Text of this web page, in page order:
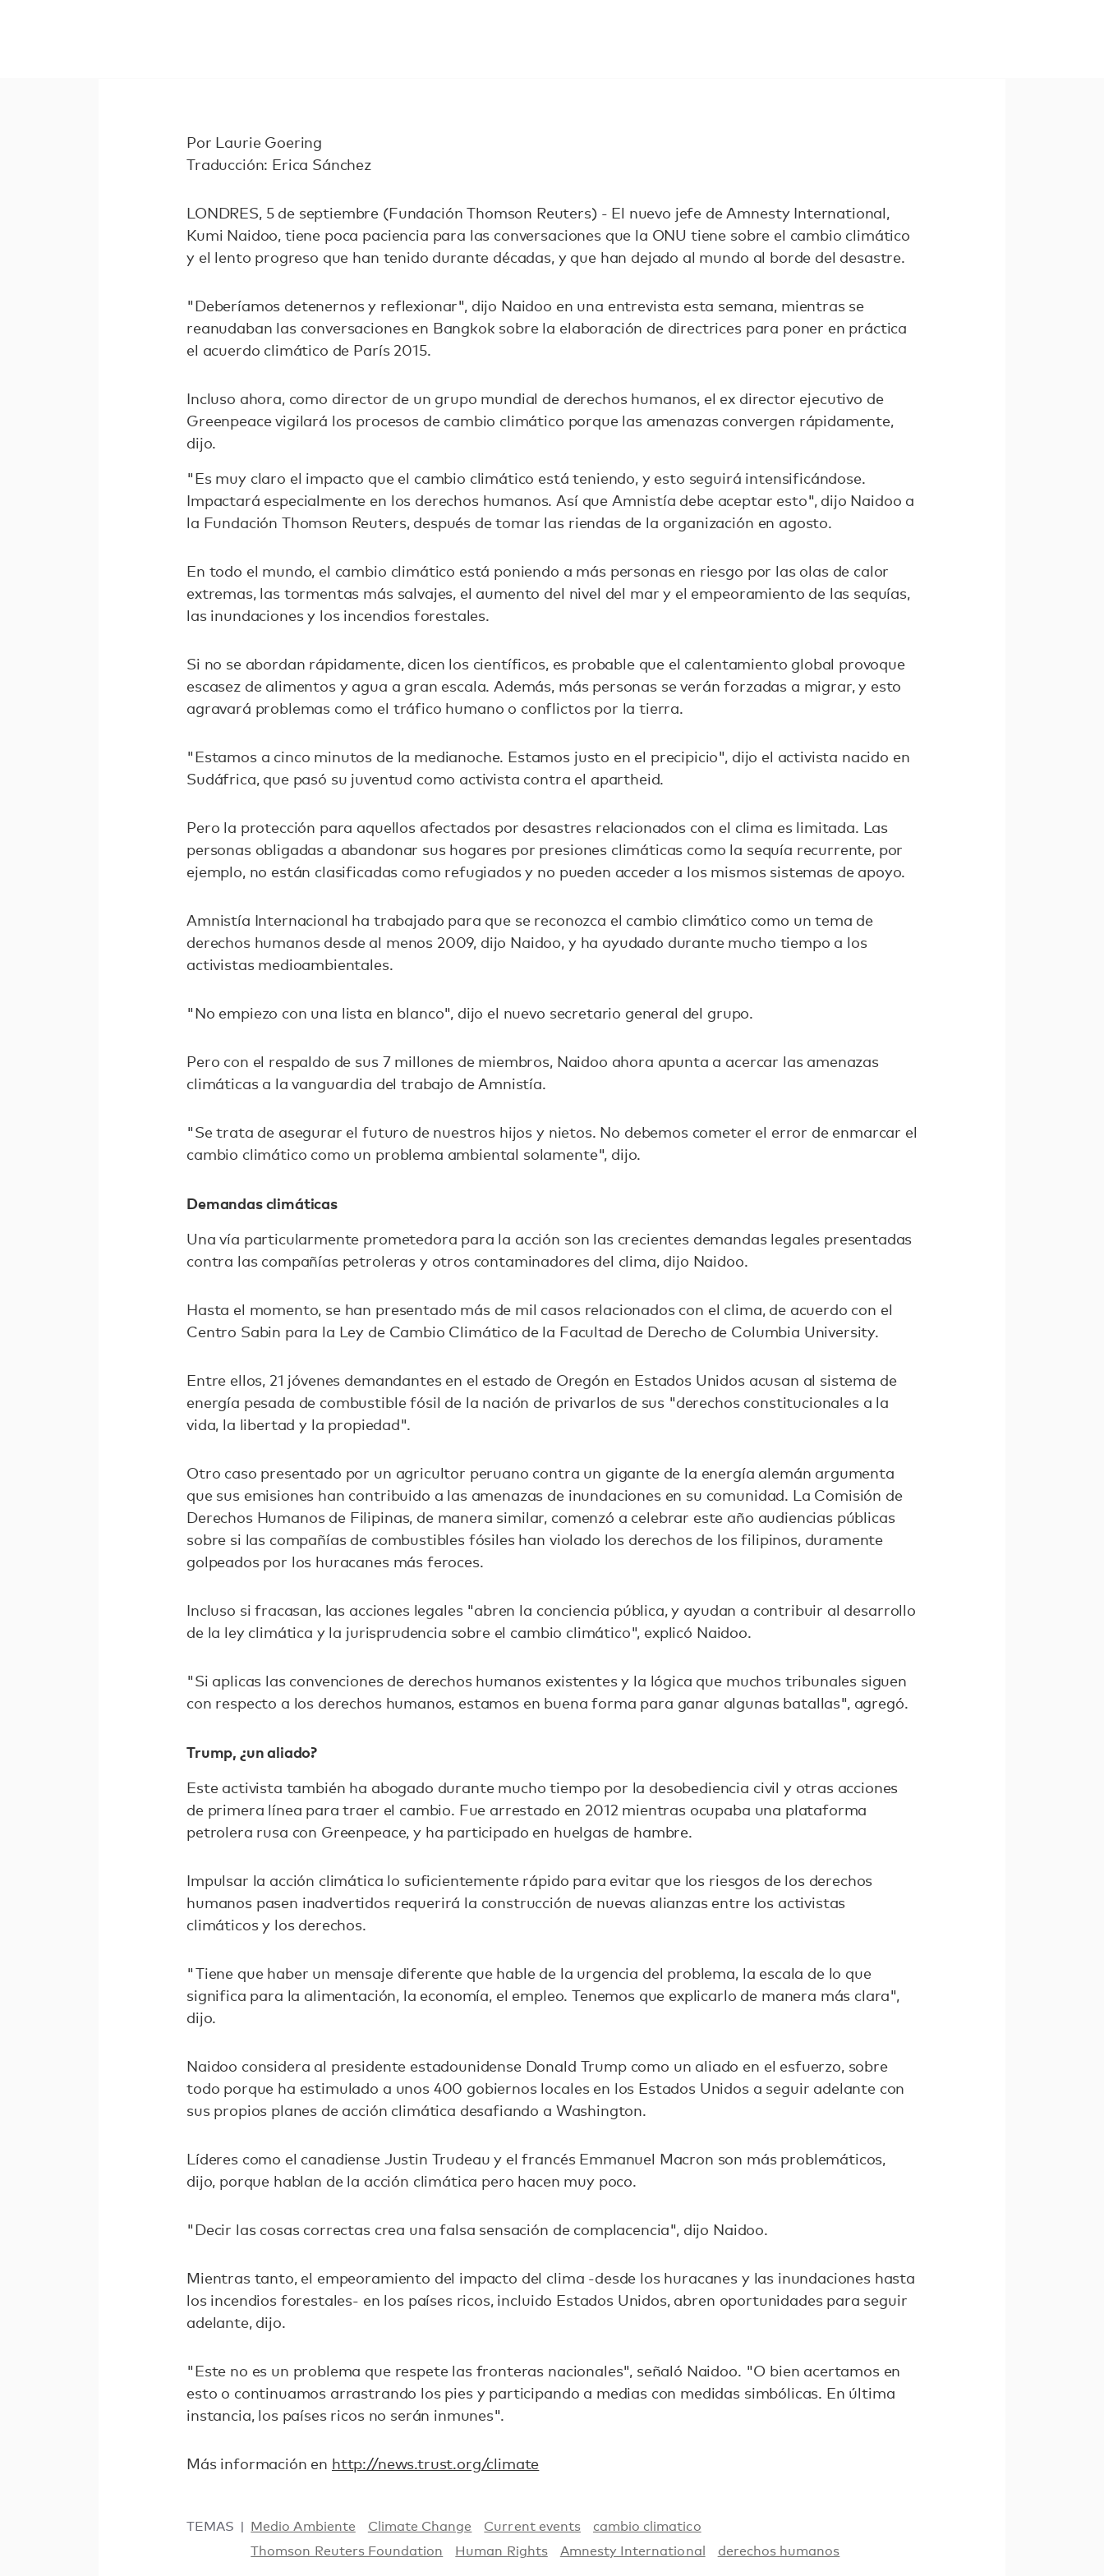
Por Laurie Goering
Traducción: Erica Sánchez
LONDRES, 5 de septiembre (Fundación Thomson Reuters) - El nuevo jefe de Amnesty International,
Kumi Naidoo, tiene poca paciencia para las conversaciones que la ONU tiene sobre el cambio climático
y el lento progreso que han tenido durante décadas, y que han dejado al mundo al borde del desastre.
"Deberíamos detenernos y reflexionar", dijo Naidoo en una entrevista esta semana, mientras se
reanudaban las conversaciones en Bangkok sobre la elaboración de directrices para poner en práctica
el acuerdo climático de París 2015.
Incluso ahora, como director de un grupo mundial de derechos humanos, el ex director ejecutivo de
Greenpeace vigilará los procesos de cambio climático porque las amenazas convergen rápidamente,
dijo.
"Es muy claro el impacto que el cambio climático está teniendo, y esto seguirá intensificándose.
Impactará especialmente en los derechos humanos. Así que Amnistía debe aceptar esto", dijo Naidoo a
la Fundación Thomson Reuters, después de tomar las riendas de la organización en agosto.
En todo el mundo, el cambio climático está poniendo a más personas en riesgo por las olas de calor
extremas, las tormentas más salvajes, el aumento del nivel del mar y el empeoramiento de las sequías,
las inundaciones y los incendios forestales.
Si no se abordan rápidamente, dicen los científicos, es probable que el calentamiento global provoque
escasez de alimentos y agua a gran escala. Además, más personas se verán forzadas a migrar, y esto
agravará problemas como el tráfico humano o conflictos por la tierra.
"Estamos a cinco minutos de la medianoche. Estamos justo en el precipicio", dijo el activista nacido en
Sudáfrica, que pasó su juventud como activista contra el apartheid.
Pero la protección para aquellos afectados por desastres relacionados con el clima es limitada. Las
personas obligadas a abandonar sus hogares por presiones climáticas como la sequía recurrente, por
ejemplo, no están clasificadas como refugiados y no pueden acceder a los mismos sistemas de apoyo.
Amnistía Internacional ha trabajado para que se reconozca el cambio climático como un tema de
derechos humanos desde al menos 2009, dijo Naidoo, y ha ayudado durante mucho tiempo a los
activistas medioambientales.
"No empiezo con una lista en blanco", dijo el nuevo secretario general del grupo.
Pero con el respaldo de sus 7 millones de miembros, Naidoo ahora apunta a acercar las amenazas
climáticas a la vanguardia del trabajo de Amnistía.
"Se trata de asegurar el futuro de nuestros hijos y nietos. No debemos cometer el error de enmarcar el
cambio climático como un problema ambiental solamente", dijo.
Demandas climáticas
Una vía particularmente prometedora para la acción son las crecientes demandas legales presentadas
contra las compañías petroleras y otros contaminadores del clima, dijo Naidoo.
Hasta el momento, se han presentado más de mil casos relacionados con el clima, de acuerdo con el
Centro Sabin para la Ley de Cambio Climático de la Facultad de Derecho de Columbia University.
Entre ellos, 21 jóvenes demandantes en el estado de Oregón en Estados Unidos acusan al sistema de
energía pesada de combustible fósil de la nación de privarlos de sus "derechos constitucionales a la
vida, la libertad y la propiedad".
Otro caso presentado por un agricultor peruano contra un gigante de la energía alemán argumenta
que sus emisiones han contribuido a las amenazas de inundaciones en su comunidad. La Comisión de
Derechos Humanos de Filipinas, de manera similar, comenzó a celebrar este año audiencias públicas
sobre si las compañías de combustibles fósiles han violado los derechos de los filipinos, duramente
golpeados por los huracanes más feroces.
Incluso si fracasan, las acciones legales "abren la conciencia pública, y ayudan a contribuir al desarrollo
de la ley climática y la jurisprudencia sobre el cambio climático", explicó Naidoo.
"Si aplicas las convenciones de derechos humanos existentes y la lógica que muchos tribunales siguen
con respecto a los derechos humanos, estamos en buena forma para ganar algunas batallas", agregó.
Trump, ¿un aliado?
Este activista también ha abogado durante mucho tiempo por la desobediencia civil y otras acciones
de primera línea para traer el cambio. Fue arrestado en 2012 mientras ocupaba una plataforma
petrolera rusa con Greenpeace, y ha participado en huelgas de hambre.
Impulsar la acción climática lo suficientemente rápido para evitar que los riesgos de los derechos
humanos pasen inadvertidos requerirá la construcción de nuevas alianzas entre los activistas
climáticos y los derechos.
"Tiene que haber un mensaje diferente que hable de la urgencia del problema, la escala de lo que
significa para la alimentación, la economía, el empleo. Tenemos que explicarlo de manera más clara",
dijo.
Naidoo considera al presidente estadounidense Donald Trump como un aliado en el esfuerzo, sobre
todo porque ha estimulado a unos 400 gobiernos locales en los Estados Unidos a seguir adelante con
sus propios planes de acción climática desafiando a Washington.
Líderes como el canadiense Justin Trudeau y el francés Emmanuel Macron son más problemáticos,
dijo, porque hablan de la acción climática pero hacen muy poco.
"Decir las cosas correctas crea una falsa sensación de complacencia", dijo Naidoo.
Mientras tanto, el empeoramiento del impacto del clima -desde los huracanes y las inundaciones hasta
los incendios forestales- en los países ricos, incluido Estados Unidos, abren oportunidades para seguir
adelante, dijo.
"Este no es un problema que respete las fronteras nacionales", señaló Naidoo. "O bien acertamos en
esto o continuamos arrastrando los pies y participando a medias con medidas simbólicas. En última
instancia, los países ricos no serán inmunes".
Más información en http://news.trust.org/climate
TEMAS Medio Ambiente Climate Change Current events
cambio climatico
Thomson Reuters Foundation
Human Rights Amnesty International derechos humanos